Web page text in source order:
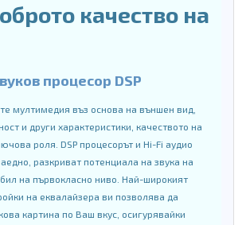
качество на
процесор DSP
мултимедия въз основа на външен вид,
и други характеристики, качеството на
роля. DSP процесорът и Hi-Fi аудио
разкриват потенциала на звука на
на първокласно ниво. Най-широкият
на еквалайзера ви позволява да
картина по Ваш вкус, осигурявайки